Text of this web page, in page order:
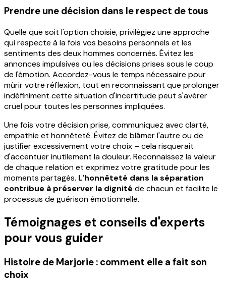
Prendre une décision dans le respect de tous
Quelle que soit l'option choisie, privilégiez une approche
qui respecte à la fois vos besoins personnels et les
sentiments des deux hommes concernés. Évitez les
annonces impulsives ou les décisions prises sous le coup
de l'émotion. Accordez-vous le temps nécessaire pour
mûrir votre réflexion, tout en reconnaissant que prolonger
indéfiniment cette situation d'incertitude peut s'avérer
cruel pour toutes les personnes impliquées.
Une fois votre décision prise, communiquez avec clarté,
empathie et honnêteté. Évitez de blâmer l'autre ou de
justifier excessivement votre choix – cela risquerait
d'accentuer inutilement la douleur. Reconnaissez la valeur
de chaque relation et exprimez votre gratitude pour les
moments partagés. L'honnêteté dans la séparation
contribue à préserver la dignité de chacun et facilite le
processus de guérison émotionnelle.
Témoignages et conseils d'experts
pour vous guider
Histoire de Marjorie : comment elle a fait son
choix